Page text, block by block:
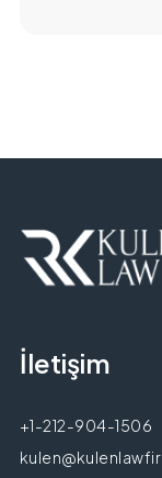
İletişim
+1-212-904-1506